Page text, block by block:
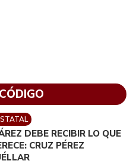
DEBE RECIBIR LO QUE
CRUZ PÉREZ